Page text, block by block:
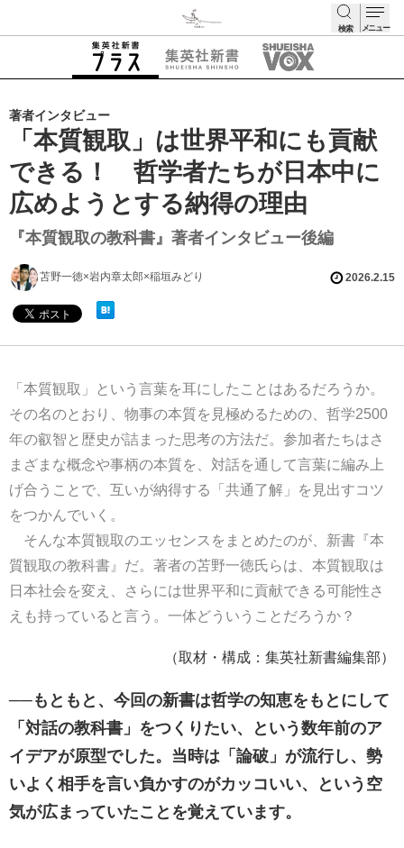
検索 メニュー
著者インタビュー
「本質観取」は世界平和にも貢献
できる！ 哲学者たちが日本中に
広めようとする納得の理由
『本質観取の教科書』著者インタビュー後編
苫野一徳×岩内章太郎×稲垣みどり 2026.2.15
「本質観取」という言葉を耳にしたことはあるだろうか。
その名のとおり、物事の本質を見極めるための、哲学2500
年の叡智と歴史が詰まった思考の方法だ。参加者たちはさ
まざまな概念や事柄の本質を、対話を通して言葉に編み上
げ合うことで、互いが納得する「共通了解」を見出すコツ
をつかんでいく。
そんな本質観取のエッセンスをまとめたのが、新書『本
質観取の教科書』だ。著者の苫野一徳氏らは、本質観取は
日本社会を変え、さらには世界平和に貢献できる可能性さ
えも持っていると言う。一体どういうことだろうか？
（取材・構成：集英社新書編集部）
──もともと、今回の新書は哲学の知恵をもとにして
「対話の教科書」をつくりたい、という数年前のア
イデアが原型でした。当時は「論破」が流行し、勢
いよく相手を言い負かすのがカッコいい、という空
気が広まっていたことを覚えています。